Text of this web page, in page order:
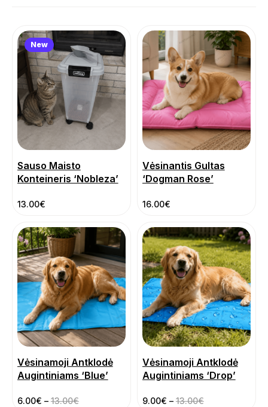
Sauso Maisto
Konteineris ‘Nobleza’
13.00€
New
Vėsinantis Gultas
‘Dogman Rose’
16.00€
Vėsinamoji Antklodė
Augintiniams ‘Blue’
6.00€ – 13.00€
Vėsinamoji Antklodė
Augintiniams ‘Drop’
9.00€ – 13.00€